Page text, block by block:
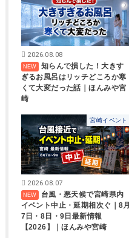
2026.08.08
知らんで損した！大きす
ぎるお風呂はリッチどころか寒
くて大変だった話｜ほんみや宮
崎
宮崎イベント
2026.08.07
台風・悪天候で宮崎県内
イベント中止・延期相次ぐ｜8月
7日・8日・9日最新情報
【2026】｜ほんみや宮崎